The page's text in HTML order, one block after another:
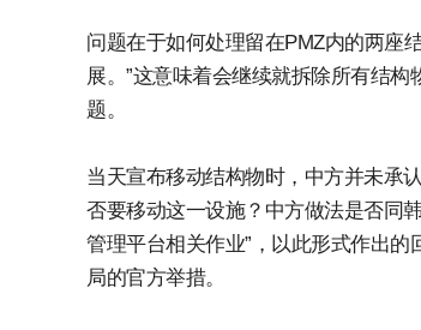
问题在于如何处理留在PMZ内的两座
展。”这意味着会继续就拆除所有结
题。
当天宣布移动结构物时，中方并未承
否要移动这一设施？中方做法是否同
管理平台相关作业”，以此形式作出
局的官方举措。